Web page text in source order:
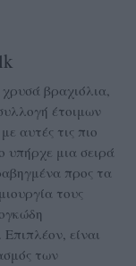
βραχιόλια,
έτοιμων
αυτές τις πιο
υπήρχε μια σειρά
προς τα
τους
είναι
των